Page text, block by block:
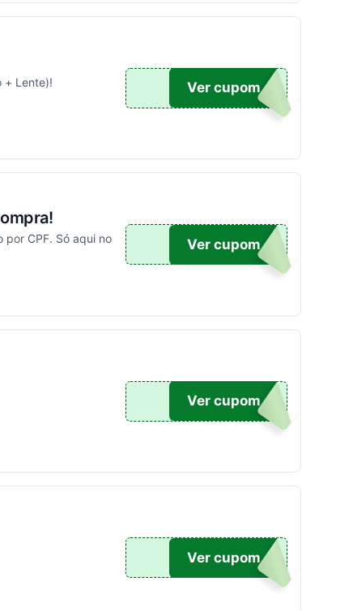
+ Lente)! OM50
Ver cupom
por CPF. Só aqui no
OM10
Ver cupom
EIRA
Ver cupom
OM10
Ver cupom